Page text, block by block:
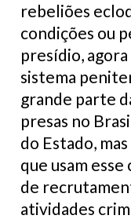
rebeliões
condições ou
presídio,
sistema
grande parte
presas no
do Estado,
que usam
de
atividades